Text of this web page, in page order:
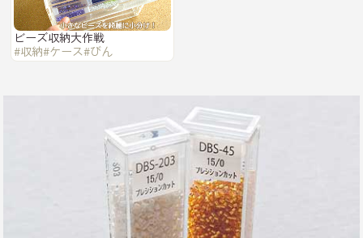
ビーズ収納大作戦
#収納#ケース#びん